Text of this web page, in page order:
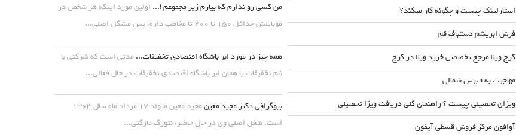
من کسی رو ندارم که بیارم زیر مجموعم !... اولین مورد اینکه هر شخص در
موبایلش حداقل ۱۵۰ تا ۲۰۰ تا مخاطب داره، پس مشکل اصلی...
همه چیز در مورد ابر باشگاه اقتصادی تخفیفات...مدتی است که شرکتی با
نام تخفیفات یا همان ابر باشگاه اقتصادی تخفیفات در حال فعالی...
بیوگرافی دکتر مجید معین
مجید معین متولد ۱۷ مرداد ماه سال ۱۳۶۳
است. شغل اصلی وی در حال حاضر، نتورک مارکتی...
استارلینک چیست و چگونه کار میکند؟
فرش ابریشم دستباف قم
کرج ویلا مرجع تخصصی خرید ویلا در کرج
مهاجرت به قبرس شمالی
ویزای تحصیلی چیست ؟ راهنمای کلی دریافت ویزا تحصیلی
آوافون مرکز فروش قسطی آیفون